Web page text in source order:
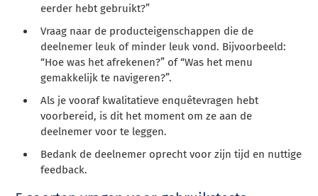
eerder hebt gebruikt?”
Vraag naar de producteigenschappen die de
deelnemer leuk of minder leuk vond. Bijvoorbeeld:
“Hoe was het afrekenen?” of “Was het menu
gemakkelijk te navigeren?”.
Als je vooraf kwalitatieve enquêtevragen hebt
voorbereid, is dit het moment om ze aan de
deelnemer voor te leggen.
Bedank de deelnemer oprecht voor zijn tijd en nuttige
feedback.